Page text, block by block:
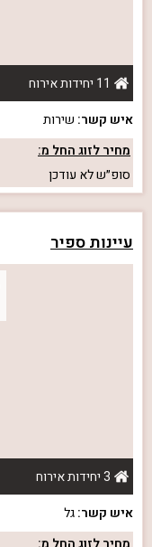
11 יחידות אירוח
איש קשר: שירות
מחיר לזוג החל מ:
סופ״שלא עודכן
עיינות ספיר
3 יחידות אירוח
איש קשר:גל